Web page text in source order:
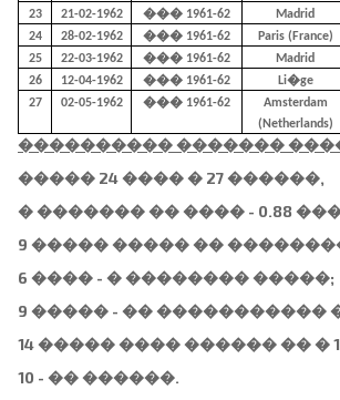
23 21-02-1962 ��� 1961-62 Madrid
24 28-02-1962 ��� 1961-62 Paris (France)
25 22-03-1962 ��� 1961-62 Madrid
26 12-04-1962 ��� 1961-62 Li�ge
27 02-05-1962 ��� 1961-62
Amsterdam
(Netherlands)
���������� �������
����� 24 ���� � 27 ������,
� ������� �� ���� - 0.88
9 ����� ����� ��
6 ���� - � �������� �����;
9 ����� - �� �����������
14 ����� ���� ������ �� �
10 - �� ������.